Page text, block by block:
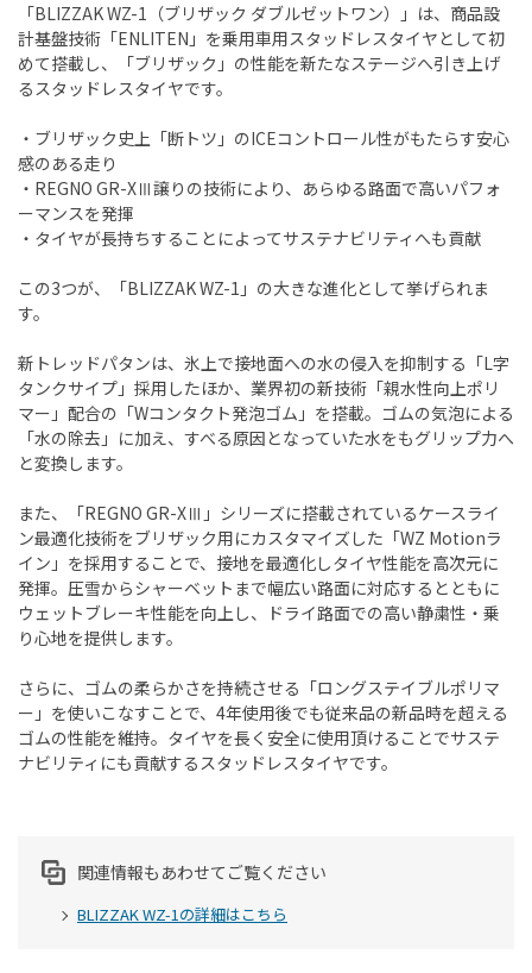
「BLIZZAK WZ-1（ブリザック ダブルゼットワン）」は、商品設
計基盤技術「ENLITEN」を乗用車用スタッドレスタイヤとして初
めて搭載し、「ブリザック」の性能を新たなステージへ引き上げ
るスタッドレスタイヤです。
・ブリザック史上「断トツ」のICEコントロール性がもたらす安心
感のある走り
・REGNO GR-XⅢ譲りの技術により、あらゆる路面で高いパフォ
ーマンスを発揮
・タイヤが長持ちすることによってサステナビリティへも貢献
この3つが、「BLIZZAK WZ-1」の大きな進化として挙げられま
す。
新トレッドパタンは、氷上で接地面への水の侵入を抑制する「L字
タンクサイプ」採用したほか、業界初の新技術「親水性向上ポリ
マー」配合の「Wコンタクト発泡ゴム」を搭載。ゴムの気泡による
「水の除去」に加え、すべる原因となっていた水をもグリップ力へ
と変換します。
また、「REGNO GR-XⅢ」シリーズに搭載されているケースライ
ン最適化技術をブリザック用にカスタマイズした「WZ Motionラ
イン」を採用することで、接地を最適化しタイヤ性能を高次元に
発揮。圧雪からシャーベットまで幅広い路面に対応するとともに
ウェットブレーキ性能を向上し、ドライ路面での高い静粛性・乗
り心地を提供します。
さらに、ゴムの柔らかさを持続させる「ロングステイブルポリマ
ー」を使いこなすことで、4年使用後でも従来品の新品時を超える
ゴムの性能を維持。タイヤを長く安全に使用頂けることでサステ
ナビリティにも貢献するスタッドレスタイヤです。
関連情報もあわせてご覧ください
BLIZZAK WZ-1の詳細はこちら